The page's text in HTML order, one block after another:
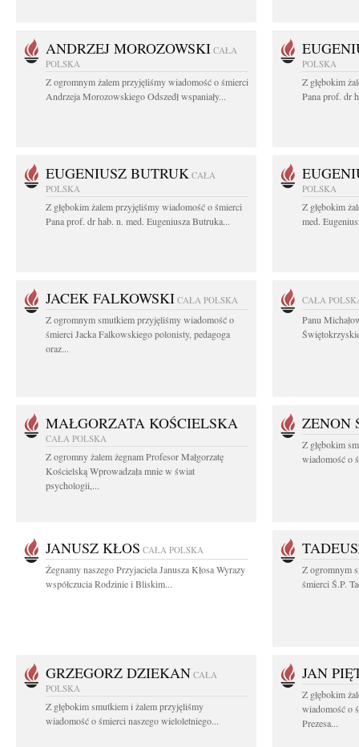
ANDRZEJ MOROZOWSKI CAŁA
POLSKA
Z ogromnym żalem przyjęliśmy wiadomość o śmierci
Andrzeja Morozowskiego Odszedł wspaniały...
POLSKA
Z głębokim
Pana prof. dr
EUGENIUSZ BUTRUK CAŁA
POLSKA
Z głębokim żalem przyjęliśmy wiadomość o śmierci
Pana prof. dr hab. n. med. Eugeniusza Butruka...
POLSKA
Z głębokim
med.
JACEK FALKOWSKI CAŁA POLSKA
Z ogromnym smutkiem przyjęliśmy wiadomość o
śmierci Jacka Falkowskiego polonisty, pedagoga
oraz...
CAŁA
Panu
MAŁGORZATA KOŚCIELSKA
CAŁA POLSKA
Z ogromny żalem żegnam Profesor Małgorzatę
Kościelską Wprowadzała mnie w świat
psychologii,...
ZENON
Z głębokim
wiadomość o
JANUSZ KŁOS CAŁA POLSKA
Żegnamy naszego Przyjaciela Janusza Kłosa Wyrazy
współczucia Rodzinie i Bliskim...
Z ogromnym
śmierci Ś.P.
GRZEGORZ DZIEKAN CAŁA
POLSKA
Z głębokim smutkiem i żalem przyjęliśmy
wiadomość o śmierci naszego wieloletniego...
JAN
Z głębokim
wiadomość o
Prezesa...